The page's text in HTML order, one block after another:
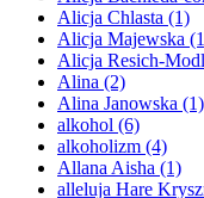
Alicja Chlasta (1)
Alicja Majewska
Alicja Resich-
Alina (2)
Alina Janowska (1)
alkohol (6)
alkoholizm (4)
Allana Aisha (1)
alleluja Hare